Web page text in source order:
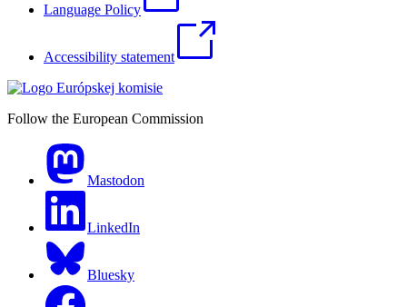
Language Policy
Accessibility statement
Follow the European Commission
Mastodon
LinkedIn
Bluesky